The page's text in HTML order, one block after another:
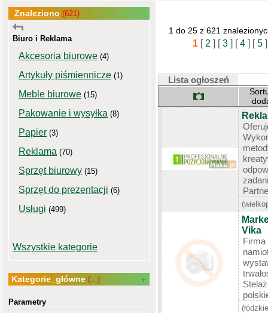
Znaleziono (621)
Biuro i Reklama
Akcesoria biurowe (4)
Artykuły piśmiennicze (1)
Meble biurowe (15)
Pakowanie i wysyłka (8)
Papier (3)
Reklama (70)
Sprzęt biurowy (15)
Sprzęt do prezentacji (6)
Usługi (499)
Wszystkie kategorie
Kategorie_główne (...)
Parametry
1 do 25 z 621
1[ 2 ] [3] [4] [5]
Lista ogłoszeń
Vika